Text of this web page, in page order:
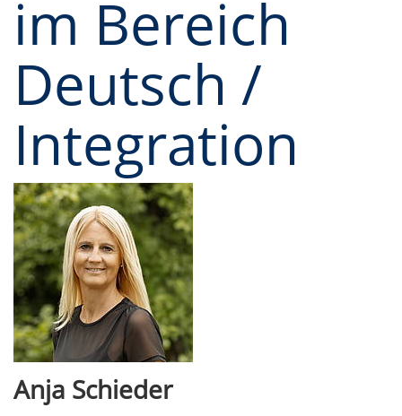
im Bereich
Deutsch /
Integration
Anja Schieder